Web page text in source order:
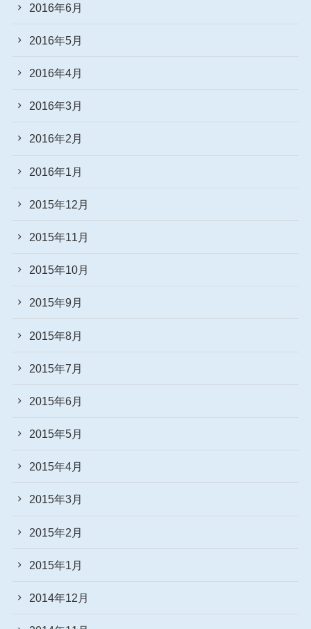
2016年6月
2016年5月
2016年4月
2016年3月
2016年2月
2016年1月
2015年12月
2015年11月
2015年10月
2015年9月
2015年8月
2015年7月
2015年6月
2015年5月
2015年4月
2015年3月
2015年2月
2015年1月
2014年12月